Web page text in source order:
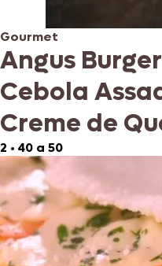
Gourmet
Angus
Cebola
Creme de
2 • 40 a 50